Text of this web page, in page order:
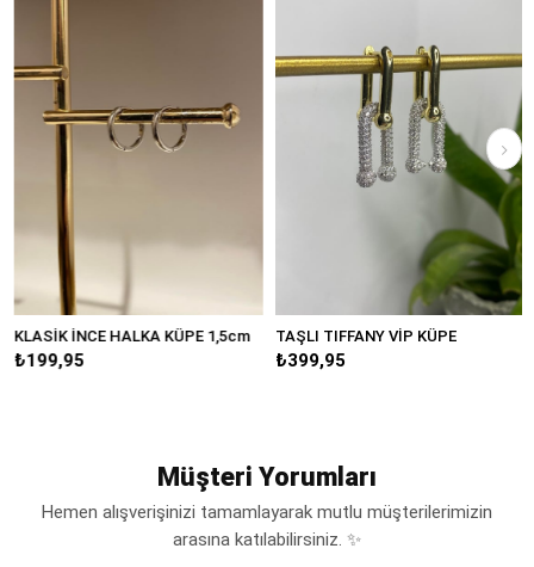
KLASİK İNCE HALKA KÜPE 1,5cm
₺199,95
TAŞLI TIFFANY VİP KÜPE
₺399,95
Müşteri Yorumları
Hemen alışverişinizi tamamlayarak mutlu müşterilerimizin
arasına katılabilirsiniz. ✨